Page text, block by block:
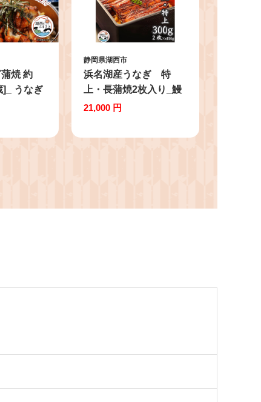
焼 約
]_ うなぎ
焼き 蒲
お惣菜
国産う
】
静岡県湖西市
浜名湖産うなぎ 特
上・長蒲焼2枚入り_鰻
ウナギ かば焼き 蒲焼き
21,000 円